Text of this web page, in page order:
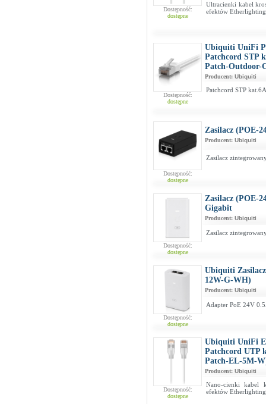
Dostępność:
dostępne
Ultracienki kabel
efektów
Dostępność:
dostępne
Ubiquiti UniFi
Patchcord STP
Patch-Outdoor-
Producent: Ubiquiti
Patchcord STP
Dostępność:
dostępne
Zasilacz (POE-
Producent: Ubiquiti
Zasilacz
Dostępność:
dostępne
Zasilacz (POE-
Gigabit
Producent: Ubiquiti
Zasilacz
Dostępność:
dostępne
Ubiquiti
12W-G-WH)
Producent: Ubiquiti
Adapter PoE 24V
Dostępność:
dostępne
Ubiquiti UniFi
Patchcord UTP
Patch-EL-5M-
Producent: Ubiquiti
Nano-cienki kabel
efektów